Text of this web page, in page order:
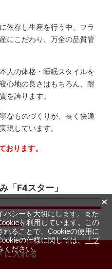
に入れる
依存し生産を行う中、フラ
にこだわり、万全の品質管
人の体格・睡眠スタイルを
心地の良さはもちろん、耐
を誇ります。
なものづくりが、長く快適
現しています。
ります。
「F4スター」
バシーを大切にします。また
を利用しています。この
ることで、Cookieの使用に
の仕様に関しては、「プ
ください。